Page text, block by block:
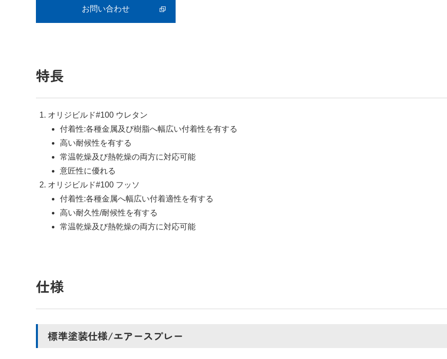
お問い合わせ
特長
オリジビルド#100 ウレタン
付着性:各種金属及び樹脂へ幅広い付着性を有する
高い耐候性を有する
常温乾燥及び熱乾燥の両方に対応可能
意匠性に優れる
オリジビルド#100 フッソ
付着性:各種金属へ幅広い付着適性を有する
高い耐久性/耐候性を有する
常温乾燥及び熱乾燥の両方に対応可能
仕様
標準塗装仕様/エアースプレー